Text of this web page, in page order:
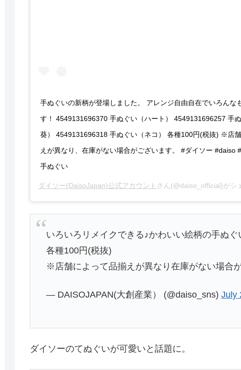
手ぬぐいの新柄が登場しました。 アレンジ自由自在でいろんな
す！ 4549131696370 手ぬぐい（ハート） 4549131696257 手
葵） 4549131696318 手ぬぐい（ネコ） 各種100円(税抜) ※店
えが異なり、在庫がない場合がございます。 #ダイソー #daiso
手ぬぐい
ダイソー(DaisoJapan)公式アカウント さん(@daiso_official)がシ
いろいろリメイクできる♪かわいい絵柄の手ぬぐ
各種100円(税抜)
※店舗によって品揃えが異なり在庫がない場合
— DAISOJAPAN(大創産業） (@daiso_sns)July
ダイソーのてぬぐいが可愛いと話題に。